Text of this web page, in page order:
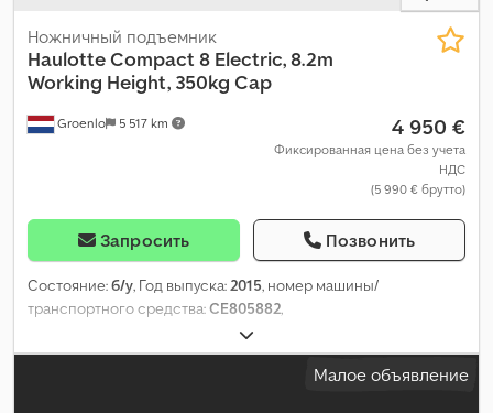
Groenlo 5 517 km
Ножничный подъемник
HaulotteCompact 8 Electric, 8.2m
Working Height, 350kg Cap
4 950 €
Фиксированная цена без учета
НДС
(5 990 € брутто)
Запросить Позвонить
Состояние:б/у, Год выпуска:2015, номер машины/
транспортного средства:CE805882,
Малое объявление